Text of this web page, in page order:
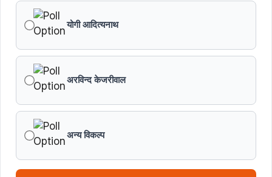
योगी आदित्यनाथ
अरविन्द केजरीवाल
अन्य विकल्प